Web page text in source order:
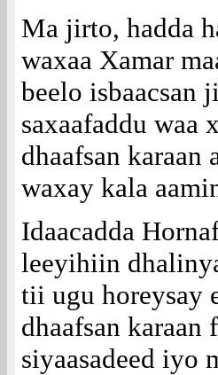
Ma jirto, hadda
waxaa Xamar
beelo isbaacsan
saxaafaddu waa
dhaafsan karaan
waxay kala
Idaacadda
leeyihiin
tii ugu horeysay
dhaafsan
siyaasadeed iyo